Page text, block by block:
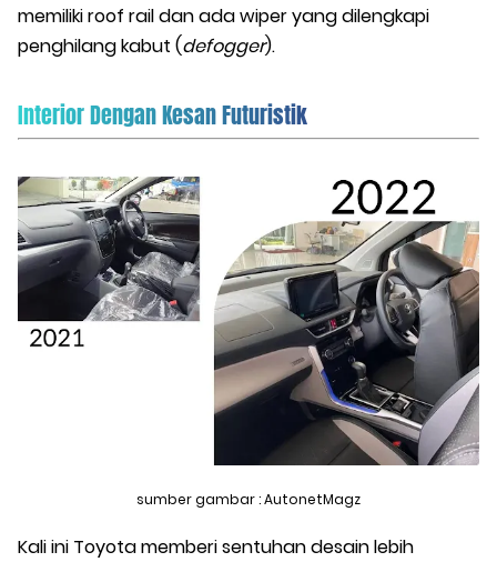
memiliki roof rail dan ada wiper yang dilengkapi
penghilang kabut (defogger).
Interior Dengan Kesan Futuristik
sumber gambar : AutonetMagz
Kali ini Toyota memberi sentuhan desain lebih